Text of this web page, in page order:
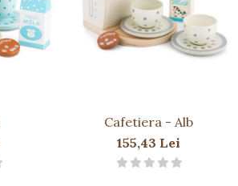
Cafetiera - Alb
155,43 Lei